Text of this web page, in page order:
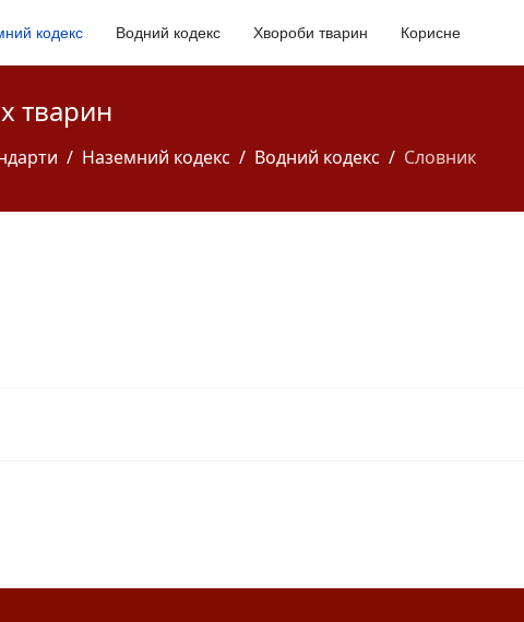
кодекс Водний кодекс Хвороби тварин Корисне
тварин
Наземний кодекс Водний кодекс Словник